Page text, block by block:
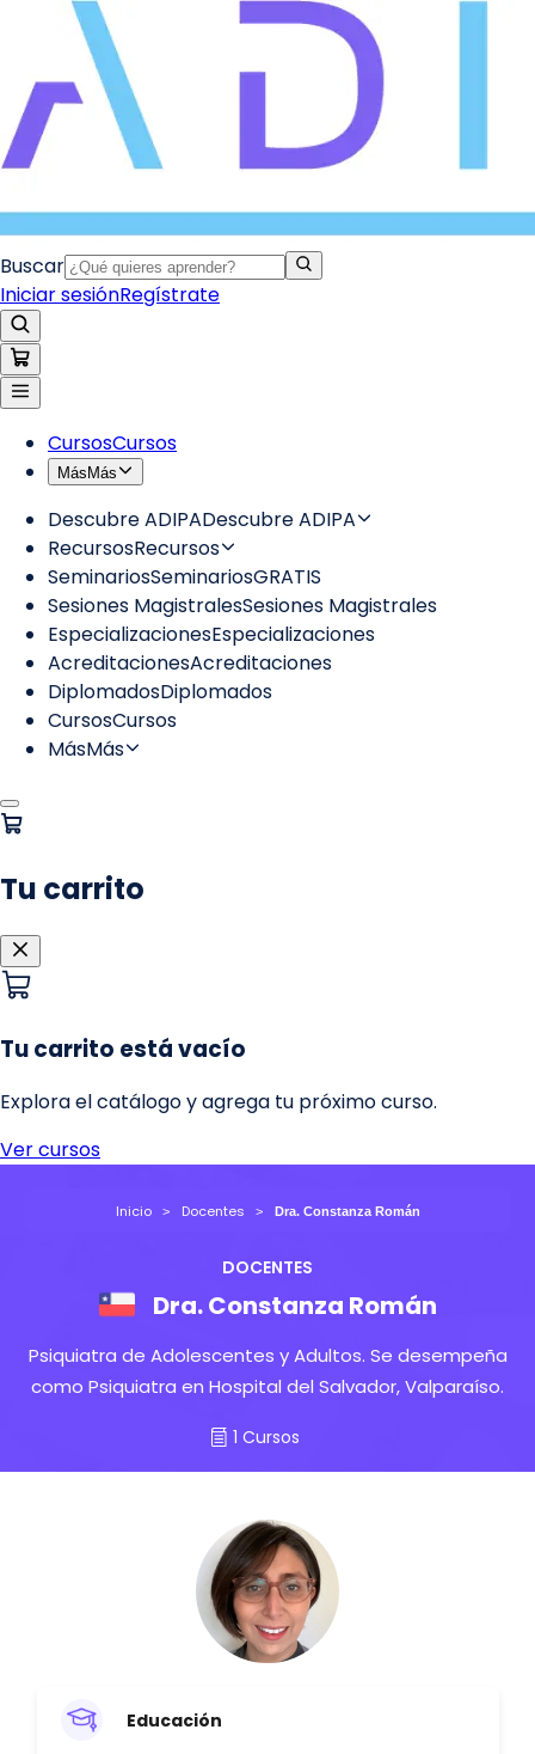
Inicio Docentes Dra. Constanza Román
DOCENTES
Dra. Constanza Román
Psiquiatra de Adolescentes y Adultos. Se desempeña
como Psiquiatra en Hospital del Salvador, Valparaíso.
1 Cursos
Educación